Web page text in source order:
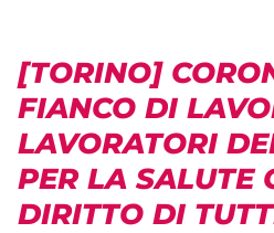
[TORINO]
FIANCO DI
LAVORATORI
PER LA SALUTE
DIRITTO DI